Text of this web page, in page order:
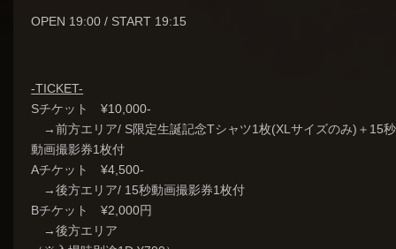
OPEN 19:00 / START 19:15
-TICKET-
Sチケット ¥10,000-
→前方エリア/ S限定生誕記念Tシャツ1枚(XLサイズのみ)＋15秒
動画撮影券1枚付
Aチケット ¥4,500-
→後方エリア/ 15秒動画撮影券1枚付
Bチケット ¥2,000円
→後方エリア